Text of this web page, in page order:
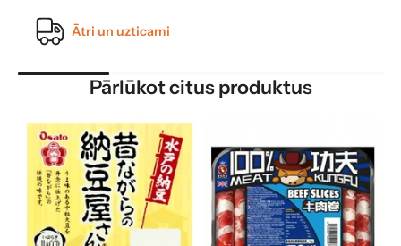
Ātri un uzticami
Pārlūkot citus produktus